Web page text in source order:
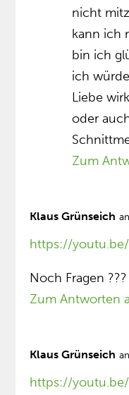
nicht
kann ich
bin ich
ich
Liebe
oder
Zum
Klaus Grünseich
https://youtu.be/
Noch Fragen ???
Zum Antworten
Klaus Grünseich
https://